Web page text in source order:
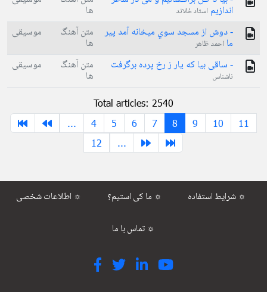
اندازیم استاد ځلاند ها
- دوش از مسجد سوي ميخانه آمد پير
ما احمد ظاهر
متن آهنگ
ها
موسیقی
- ساقی بیا كه یار ز رخ پرده برگرفت
ناشناس
متن آهنگ
ها
موسیقی
Total articles: 2540
...
4 5 6 7 8 9 10
11
12
...
اطلاعات شخصی ☼ ما کی استیم؟ ☼ شرایط استفاده ☼
تماس با ما ☼